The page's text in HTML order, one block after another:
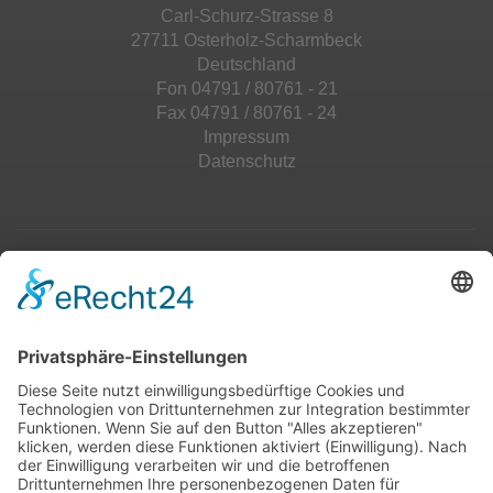
Carl-Schurz-Strasse 8
27711 Osterholz-Scharmbeck
Deutschland
Fon 04791 / 80761 - 21
Fax 04791 / 80761 - 24
Impressum
Datenschutz
Jahrescharts
Top 100